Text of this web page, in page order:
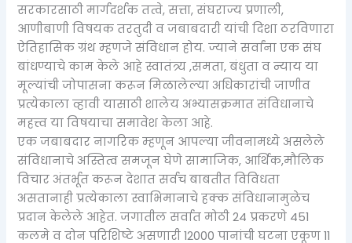
सरकारसाठी मार्गदर्शक तत्वे, सत्ता, संघराज्य प्रणाली,
आणीबाणी विषयक तरतुदी व जबाबदारी यांची दिशा ठरविणारा
ऐतिहासिक ग्रंथ म्हणजे संविधान होय. ज्याने सर्वांना एक संघ
बांधण्याचे काम केले आहे स्वातंत्र्य ,समता, बंधुता व न्याय या
मूल्यांची जोपासना करून मिळालेल्या अधिकारांची जाणीव
प्रत्येकाला व्हावी यासाठी शालेय अभ्यासक्रमात संविधानाचे
महत्त्व या विषयाचा समावेश केला आहे.
एक जबाबदार नागरिक म्हणून आपल्या जीवनामध्ये असलेले
संविधानाचे अस्तित्व समजून घेणे सामाजिक, आर्थिक,मौलिक
विचार अंतर्भूत करून देशात सर्वच बाबतीत विविधता
असतानाही प्रत्येकाला स्वाभिमानाचे हक्क संविधानामुळेच
प्रदान केलेले आहेत. जगातील सर्वात मोठी 24 प्रकरणे 451
कलमे व दोन परिशिष्टे असणारी 12000 पानांची घटना एकूण 11